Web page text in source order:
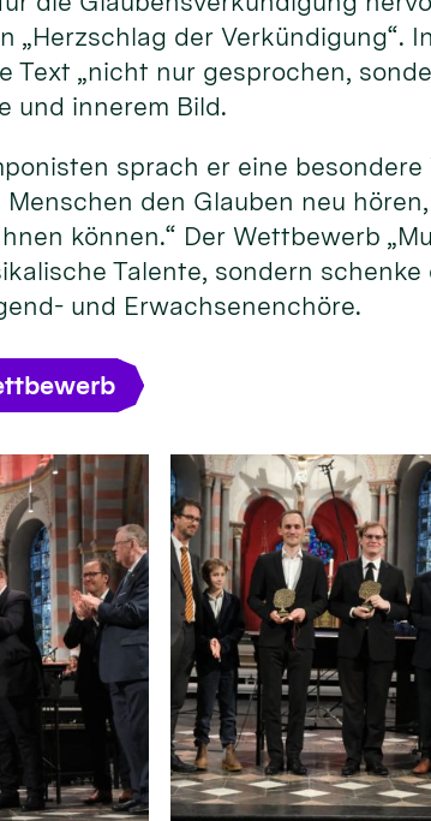
„Herzschlag der Verkündigung“.
Text „nicht nur gesprochen,
und innerem Bild.
sprach er eine
den Glauben neu
können.“ Der Wettbewerb
Talente, sondern schenke
und Erwachsenenchöre.